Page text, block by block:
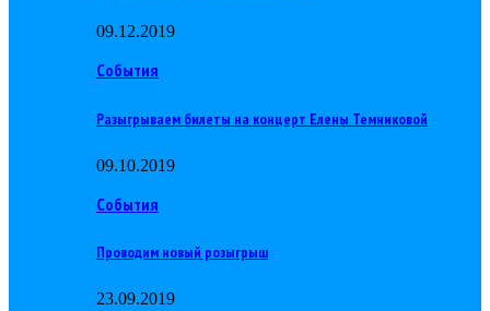
09.12.2019
События
Разыгрываем билеты на концерт Елены Темниковой
09.10.2019
События
Проводим новый розыгрыш
23.09.2019